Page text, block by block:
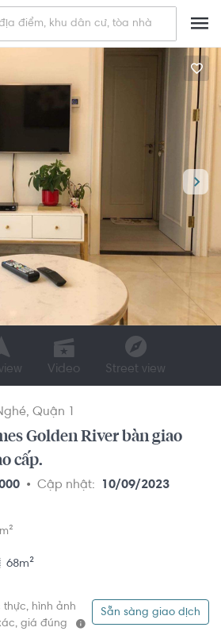
Video Street view
Quận 1
Golden River bàn giao
cấp.
Cập nhật: 10/09/2023
68m²
thực, hình ảnh
giá đúng
Sẵn sàng giao dịch